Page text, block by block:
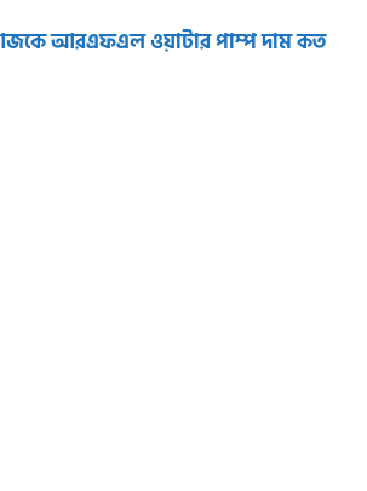
আরএফএল ওয়াটার পাম্প দাম কত